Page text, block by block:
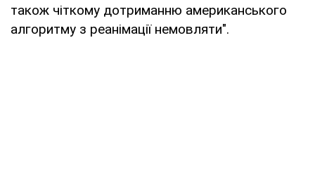
також чіткому дотриманню американського
алгоритму з реанімації немовляти".